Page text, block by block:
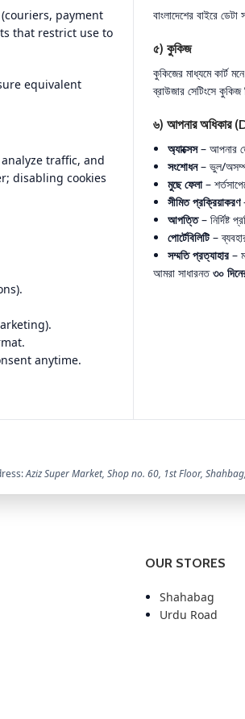
payment
that restrict use to
equivalent
traffic, and
disabling cookies
anytime.
বাংলাদেশের বাইরে
৫) কুকিজ
কুকিজের মাধ্যমে কার্ট
ব্রাউজার সেটিংসে
৬) আপনার অধিকার
অ্যাক্সেস– আপনার
সংশোধন– ভুল/
মুছে ফেলা–
সীমিত প্রক্রিয়াকরণ
আপত্তি– নির্দিষ্ট
পোর্টেবিলিটি–
সম্মতি প্রত্যাহার–
আমরা সাধারনত৩০
Aziz Super Market, Shop no. 60, 1st Floor,
OUR STORES
Shahabag
Urdu Road